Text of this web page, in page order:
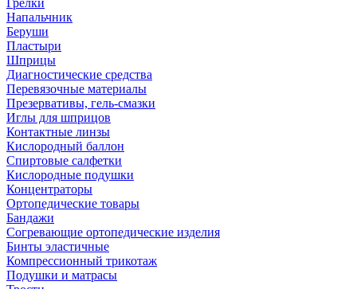
Грелки
Напальчник
Беруши
Пластыри
Шприцы
Диагностические средства
Перевязочные материалы
Презервативы, гель-смазки
Иглы для шприцов
Контактные линзы
Кислородный баллон
Спиртовые салфетки
Кислородные подушки
Концентраторы
Ортопедические товары
Бандажи
Согревающие ортопедические изделия
Бинты эластичные
Компрессионный трикотаж
Подушки и матрасы